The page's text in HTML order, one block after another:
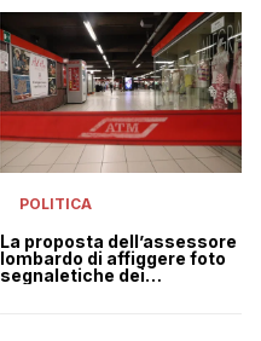
POLITICA
La proposta dell’assessore
lombardo di affiggere foto
segnaletiche dei